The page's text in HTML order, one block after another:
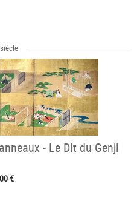
siècle
- Le Dit du Genji
€